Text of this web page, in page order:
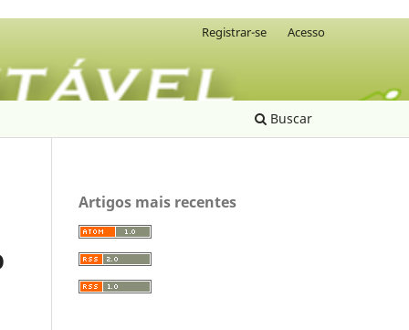
Buscar
Registrar-se Acesso
Artigos mais recentes